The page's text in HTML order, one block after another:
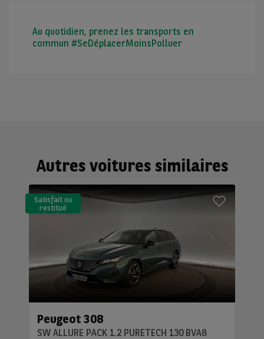
Au quotidien, prenez les transports en
commun #SeDéplacerMoinsPolluer
Autres voitures similaires
Satisfait ou
restitué
(LLD)*
Peugeot 308
SW ALLURE PACK 1.2 PURETECH 130 BVA8